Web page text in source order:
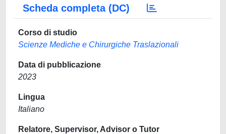
Scheda completa (DC)
Corso di studio
Scienze Mediche e Chirurgiche Traslazionali
Data di pubblicazione
2023
Lingua
Italiano
Relatore, Supervisor, Advisor o Tutor